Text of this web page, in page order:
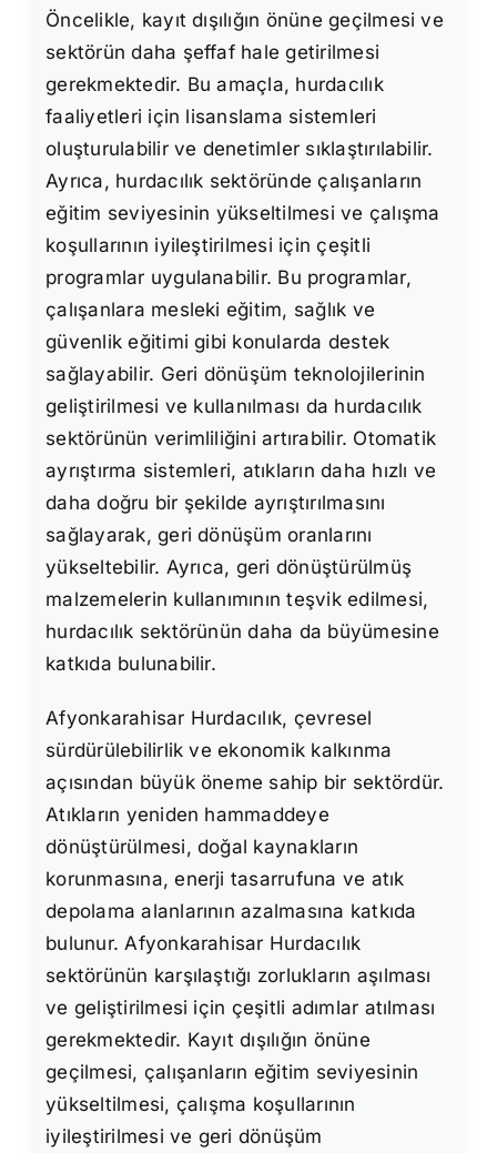
Öncelikle, kayıt dışılığın önüne geçilmesi ve
sektörün daha şeffaf hale getirilmesi
gerekmektedir. Bu amaçla, hurdacılık
faaliyetleri için lisanslama sistemleri
oluşturulabilir ve denetimler sıklaştırılabilir.
Ayrıca, hurdacılık sektöründe çalışanların
eğitim seviyesinin yükseltilmesi ve çalışma
koşullarının iyileştirilmesi için çeşitli
programlar uygulanabilir. Bu programlar,
çalışanlara mesleki eğitim, sağlık ve
güvenlik eğitimi gibi konularda destek
sağlayabilir. Geri dönüşüm teknolojilerinin
geliştirilmesi ve kullanılması da hurdacılık
sektörünün verimliliğini artırabilir. Otomatik
ayrıştırma sistemleri, atıkların daha hızlı ve
daha doğru bir şekilde ayrıştırılmasını
sağlayarak, geri dönüşüm oranlarını
yükseltebilir. Ayrıca, geri dönüştürülmüş
malzemelerin kullanımının teşvik edilmesi,
hurdacılık sektörünün daha da büyümesine
katkıda bulunabilir.
Afyonkarahisar Hurdacılık, çevresel
sürdürülebilirlik ve ekonomik kalkınma
açısından büyük öneme sahip bir sektördür.
Atıkların yeniden hammaddeye
dönüştürülmesi, doğal kaynakların
korunmasına, enerji tasarrufuna ve atık
depolama alanlarının azalmasına katkıda
bulunur. Afyonkarahisar Hurdacılık
sektörünün karşılaştığı zorlukların aşılması
ve geliştirilmesi için çeşitli adımlar atılması
gerekmektedir. Kayıt dışılığın önüne
geçilmesi, çalışanların eğitim seviyesinin
yükseltilmesi, çalışma koşullarının
iyileştirilmesi ve geri dönüşüm